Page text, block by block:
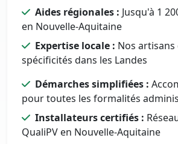
Aides régionales : Jusqu'à 1
en Nouvelle-Aquitaine
Expertise locale : Nos
spécificités dans les Landes
Démarches simplifiées :
pour toutes les formalités
Installateurs certifiés :
QualiPV en Nouvelle-Aquitaine